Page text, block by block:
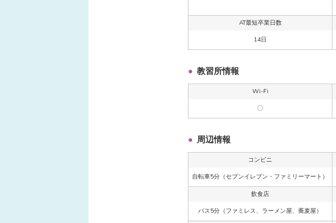
AT最短卒業日数
14日
教習所情報
Wi-Fi
〇
周辺情報
コンビニ
自転車5分（セブンイレブン・ファミリーマート）
飲食店
バス5分（ファミレス、ラーメン屋、蕎麦屋）